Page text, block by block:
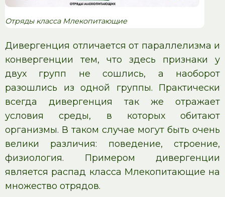
Отряды класса Млекопитающие
Дивергенция отличается от параллелизма и
конвергенции тем, что здесь признаки у
двух групп не сошлись, а наоборот
разошлись из одной группы. Практически
всегда дивергенция так же отражает
условия среды, в которых обитают
организмы. В таком случае могут быть очень
велики различия: поведение, строение,
физиология. Примером дивергенции
является распад класса Млекопитающие на
множество отрядов.